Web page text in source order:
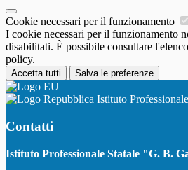
Cookie necessari per il funzionamento
I cookie necessari per il funzionamento
disabilitati. È possibile consultare
policy.
Accetta tutti Salva le preferenze
Istituto
Contatti
Istituto Professionale Statale "G. B.